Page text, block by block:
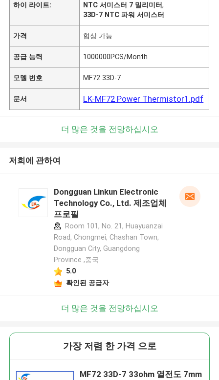
하이 라이트:
NTC 서미스터 7 밀리미터,
33D-7 NTC 파워 서미스터
가격 협상 가능
공급 능력 1000000PCS/Month
모델 번호 MF72 33D-7
문서 LK-MF72 Power Thermistor1.pdf
더 많은 것을 전망하십시오
저희에 관하여
Dongguan Linkun Electronic
Technology Co., Ltd. 제조업체
프로필
Room 101, No. 21, Huayuanzai
Road, Chongmei, Chashan Town,
Dongguan City, Guangdong
Province ,중국
5.0
확인된 공급자
더 많은 것을 전망하십시오
가장 저렴 한 가격 으로
MF72 33D-7 33ohm 열전도 7mm